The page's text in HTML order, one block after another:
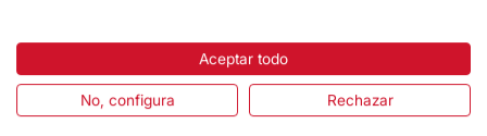
Aceptar todo
No, configura Rechazar